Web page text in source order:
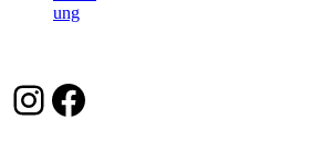
Instagram Facebook